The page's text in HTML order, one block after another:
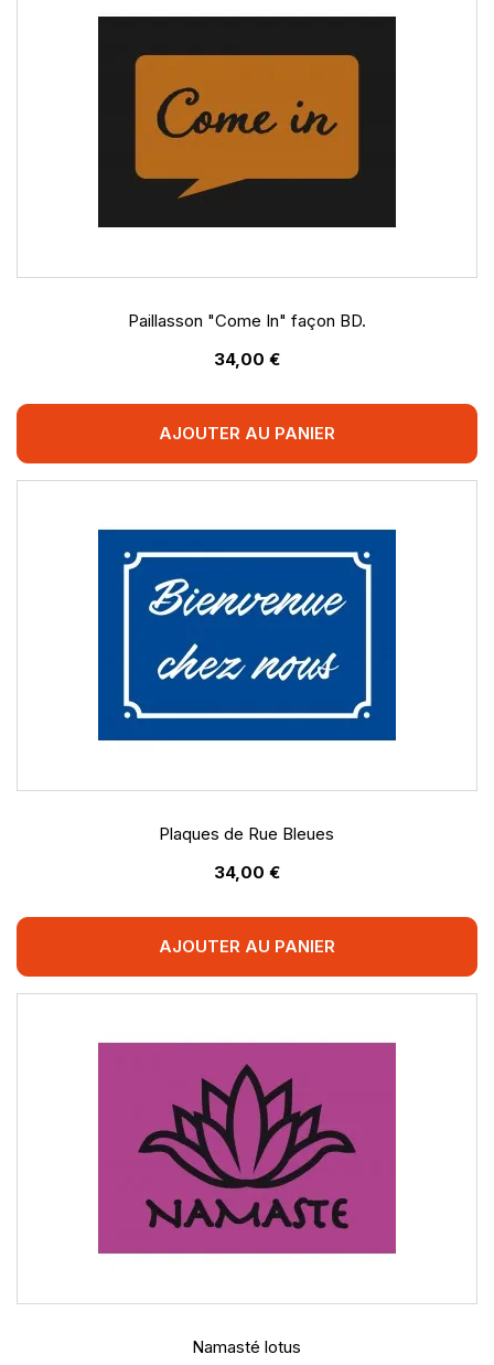
Paillasson "Come In" façon BD.
34,00 €
AJOUTER AU PANIER
Plaques de Rue Bleues
34,00 €
AJOUTER AU PANIER
Namasté lotus